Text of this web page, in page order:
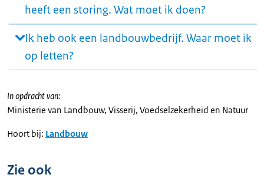
heeft een storing. Wat moet ik doen?
Ik heb ook een landbouwbedrijf. Waar moet ik
op letten?
In opdracht van:
Ministerie van Landbouw, Visserij, Voedselzekerheid en Natuur
Hoort bij: Landbouw
Zie ook